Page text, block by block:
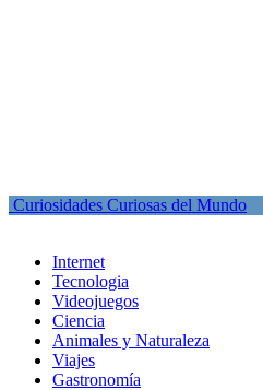
Curiosidades Curiosas del Mundo
Internet
Tecnologia
Videojuegos
Ciencia
Animales y Naturaleza
Viajes
Gastronomía